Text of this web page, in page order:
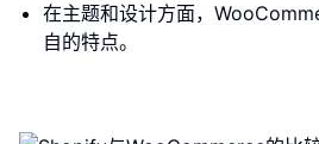
在主题和设计方面，
自的特点。